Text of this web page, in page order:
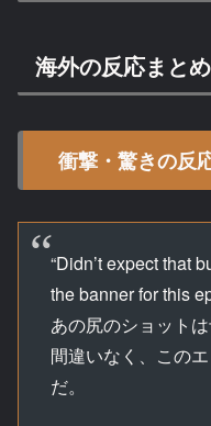
海外の反応まと
衝撃・驚きの反
“Didn’t expect that
the banner for this
あの尻のショット
間違いなく、この
だ。